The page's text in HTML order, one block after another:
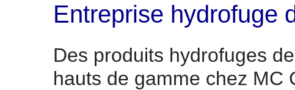
Entreprise hydrofuge
Des produits hydrofuges
hauts de gamme chez MC